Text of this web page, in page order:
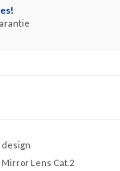
Lens Cat.2